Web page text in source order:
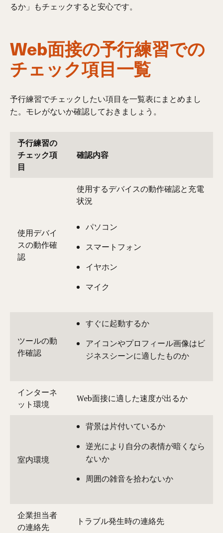
るか」もチェックすると安心です。
Web面接の予行練習での
チェック項目一覧
予行練習でチェックしたい項目を一覧表にまとめまし
た。モレがないか確認しておきましょう。
予行練習の
チェック項
目
確認内容
使用デバイ
スの動作確
認
使用するデバイスの動作確認と充電
状況
パソコン
スマートフォン
イヤホン
マイク
ツールの動
作確認
すぐに起動するか
アイコンやプロフィール画像はビ
ジネスシーンに適したものか
インターネ
ット環境
Web面接に適した速度が出るか
室内環境
背景は片付いているか
逆光により自分の表情が暗くなら
ないか
周囲の雑音を拾わないか
企業担当者
の連絡先
トラブル発生時の連絡先